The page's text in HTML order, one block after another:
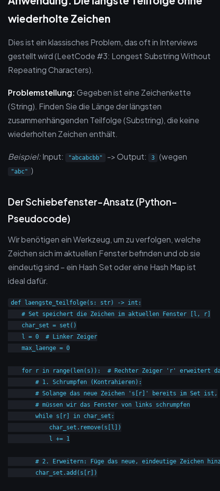
wiederholte Zeichen
Dies ist ein klassisches Problem, das oft in Interviews
gestellt wird (LeetCode #3: Longest Substring Without
Repeating Characters).
Problemstellung: Gegeben ist eine Zeichenkette
(String). Finden Sie die Länge der längsten
zusammenhängenden Teilfolge (Substring), die keine
wiederholten Zeichen enthält.
Beispiel:Input: "abcabcbb" -> Output: 3 (wegen
"abc" )
Der Schiebefenster-Ansatz (Python-
Pseudocode)
Wir benötigen ein Werkzeug, um zu verfolgen, welche
Zeichen sich im aktuellen Fenster befinden und ob sie
eindeutig sind – ein Hash Set oder eine Hash Map ist
ideal dafür.
def laengste_teilfolge(s: str) -> int:
    # Set speichert die Zeichen im aktuellen Fenster [l, r]
    char_set = set()
    l = 0  # Linker Zeiger
    max_laenge = 0
for r in range(len(s)):  # Rechter Zeiger 'r' erweitert
        # 1. Schrumpfen (Kontrahieren):
        # Solange das neue Zeichen 's[r]' bereits im Set ist,
        # müssen wir das Fenster von links schrumpfen
        while s[r] in char_set:
            char_set.remove(s[l])
            l += 1
# 2. Erweitern: Füge das neue, eindeutige Zeichen
        char_set.add(s[r])